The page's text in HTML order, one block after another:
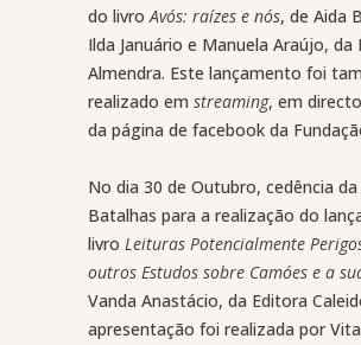
do livroAvós: raízes e nós, de Aida
Ilda Januário e Manuela Araújo, da
Almendra. Este lançamento foi
realizado em streaming, em
da página de facebook da
No dia 30 de Outubro, cedência da
Batalhas para a realização do
livro Leituras Potencialmente
outros Estudos sobre Camóes e a
Vanda Anastácio, da Editora
apresentação foi realizada por